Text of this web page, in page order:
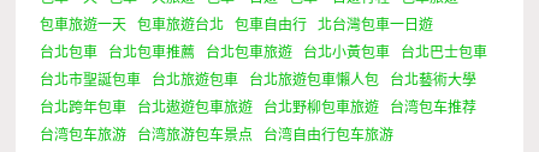
包車旅遊一天
包車旅遊台北 包車自由行
北台灣包車一日遊
台北包車
台北包車推薦 台北包車旅遊 台北小黃包車
台北巴士包車
台北市聖誕包車
台北旅遊包車 台北旅遊包車懶人包
台北藝術大學
台北跨年包車
台北遨遊包車旅遊 台北野柳包車旅遊
台湾包车推荐
台湾包车旅游
台湾旅游包车景点
台湾自由行包车旅游